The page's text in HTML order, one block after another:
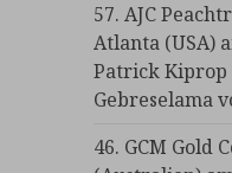
57. AJC
Atlanta (USA)
Patrick Kiprop
Gebreselama
46. GCM Gold